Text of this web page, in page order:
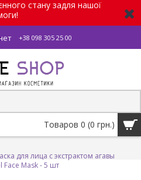
стану задля нашої
+38 098 305 25 00
Товаров 0 (0 грн.)
для лица с экстрактом агавы
Face Mask - 5 шт